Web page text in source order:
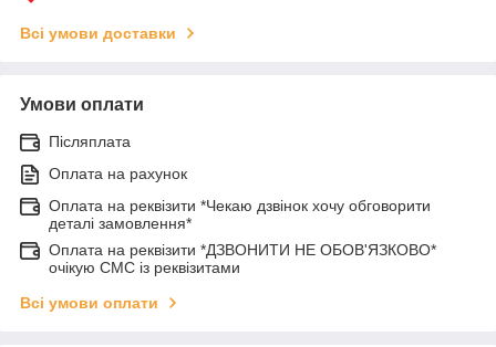
Всі умови доставки
Умови оплати
Післяплата
Оплата на рахунок
Оплата на реквізити *Чекаю дзвінок хочу обговорити
деталі замовлення*
Оплата на реквізити *ДЗВОНИТИ НЕ ОБОВ'ЯЗКОВО*
очікую СМС із реквізитами
Всі умови оплати